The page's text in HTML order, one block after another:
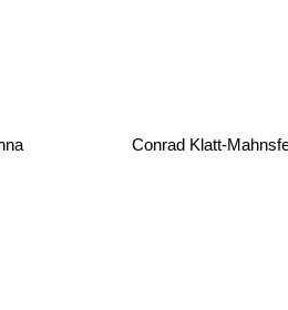
Conrad Klatt-